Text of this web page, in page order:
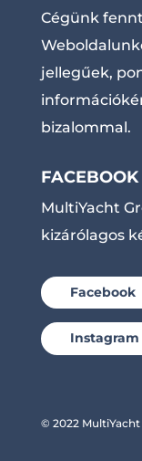
Cégünk
jellegűek,
bizalommal.
MultiYacht
kizárólagos
Facebook
Instagram
© 2022